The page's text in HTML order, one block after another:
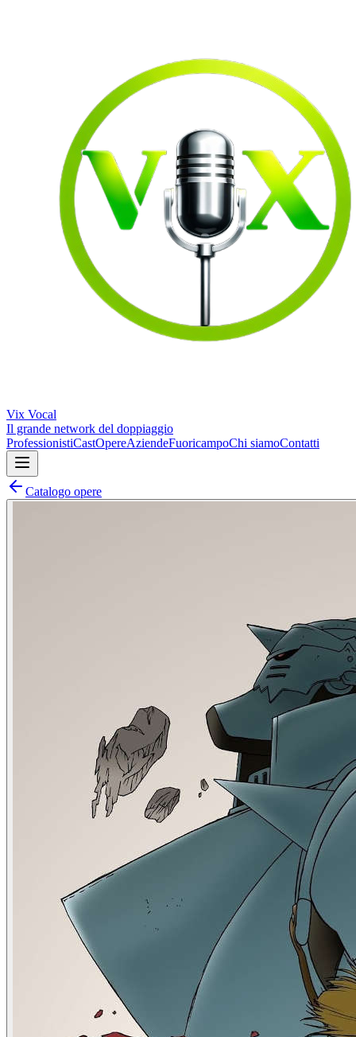
Vix Vocal
Il grande network del doppiaggio
ProfessionistiCastOpereAziendeFuoricampoChi siamoContatti
Catalogo opere